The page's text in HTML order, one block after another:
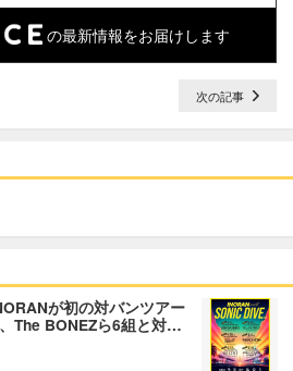
の最新情報をお届けします
次の記事
が初の対バンツアー
The BONEZら6組と対…